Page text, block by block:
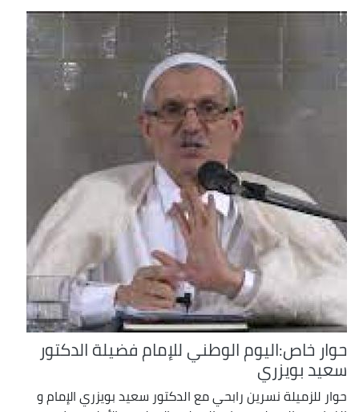
حوار خاص:اليوم الوطني للإمام فضيلة الدكتور
سعيد بويزري
حوار للزميلة نسرين رابحي مع الدكتور سعيد بويزري الإمام و